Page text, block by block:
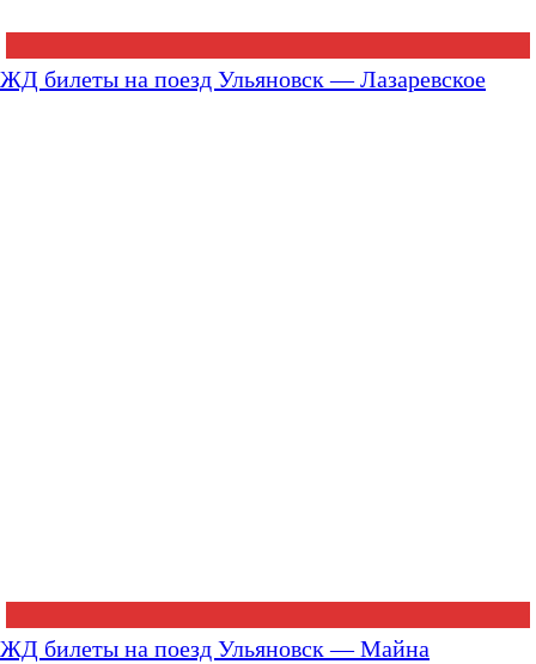
ЖД билеты на поезд Ульяновск — Лазаревское
ЖД билеты на поезд Ульяновск — Майна